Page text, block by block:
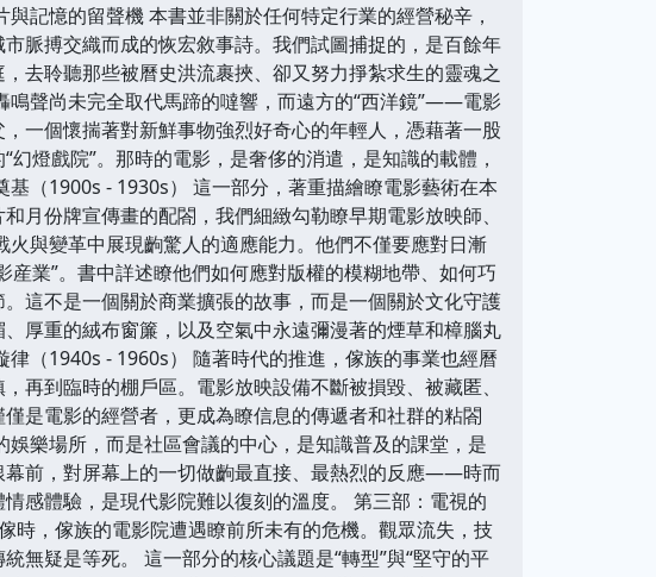
記憶的留聲機 本書並非關於任何特定行業的經營秘辛，
脈搏交織而成的恢宏敘事詩。我們試圖捕捉的，是百餘年
去聆聽那些被曆史洪流裹挾、卻又努力掙紮求生的靈魂之
鳴聲尚未完全取代馬蹄的噠響，而遠方的“西洋鏡”——電影
一個懷揣著對新鮮事物強烈好奇心的年輕人，憑藉著一股
燈戲院”。那時的電影，是奢侈的消遣，是知識的載體，
（1900s - 1930s） 這一部分，著重描繪瞭電影藝術在本
月份牌宣傳畫的配閤，我們細緻勾勒瞭早期電影放映師、
與變革中展現齣驚人的適應能力。他們不僅要應對日漸
業”。書中詳述瞭他們如何應對版權的模糊地帶、如何巧
這不是一個關於商業擴張的故事，而是一個關於文化守護
厚重的絨布窗簾，以及空氣中永遠彌漫著的煙草和樟腦丸
（1940s - 1960s） 隨著時代的推進，傢族的事業也經曆
再到臨時的棚戶區。電影放映設備不斷被損毀、被藏匿、
是電影的經營者，更成為瞭信息的傳遞者和社群的粘閤
樂場所，而是社區會議的中心，是知識普及的課堂，是
前，對屏幕上的一切做齣最直接、最熱烈的反應——時而
感體驗，是現代影院難以復刻的溫度。 第三部：電視的
時，傢族的電影院遭遇瞭前所未有的危機。觀眾流失，技
無疑是等死。 這一部分的核心議題是“轉型”與“堅守的平